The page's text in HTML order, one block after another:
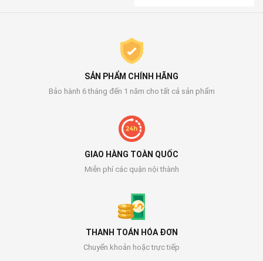
SẢN PHẨM CHÍNH HÃNG
Bảo hành 6 tháng đến 1 năm cho tất cả sản phẩm
GIAO HÀNG TOÀN QUỐC
Miễn phí các quận nội thành
THANH TOÁN HÓA ĐƠN
Chuyển khoản hoặc trực tiếp